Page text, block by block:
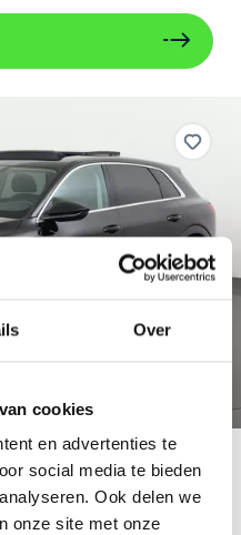
Over
cookies
en advertenties te
social media te bieden
Ook delen we
onze site met onze